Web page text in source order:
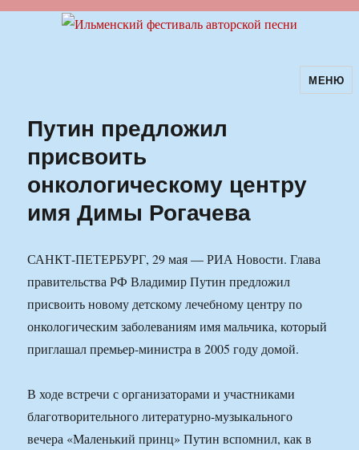
Ильменский фестиваль авторскойМЕНЮ
Путин предложил
присвоить
онкологическому центру
имя Димы Рогачева
САНКТ-ПЕТЕРБУРГ, 29 мая — РИА Новости. Глава
правительства РФ Владимир Путин предложил
присвоить новому детскому лечебному центру по
онкологическим заболеваниям имя мальчика, который
приглашал премьер-министра в 2005 году домой.
В ходе встречи с организаторами и участниками
благотворительного литературно-музыкального
вечера «Маленький принц» Путин вспомнил, как в